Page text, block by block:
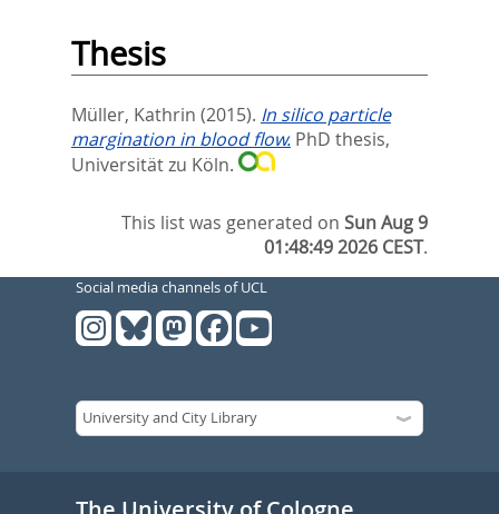
Thesis
Müller, Kathrin (2015). In silico particle
margination in blood flow. PhD thesis,
Universität zu Köln.
This list was generated onSun Aug 9
01:48:49 2026 CEST.
Social media channels of UCL